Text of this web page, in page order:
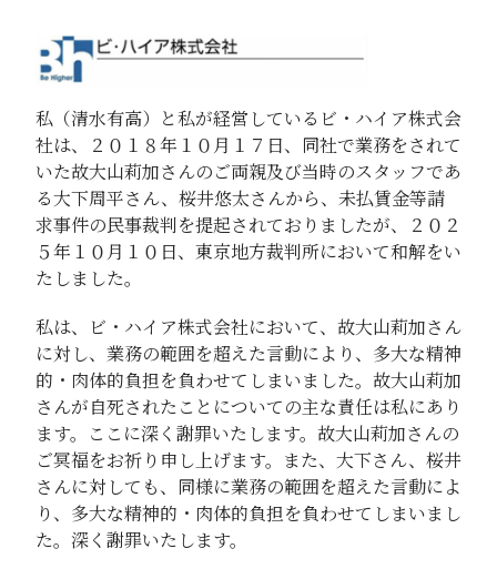
私（清水有高）と私が経営しているビ・ハイア株式会
社は、２０１８年１０月１７日、同社で業務をされて
いた故大山莉加さんのご両親及び当時のスタッフであ
る大下周平さん、桜井悠太さんから、未払賃金等請
求事件の民事裁判を提起されておりましたが、２０２
５年１０月１０日、東京地方裁判所において和解をい
たしました。
私は、ビ・ハイア株式会社において、故大山莉加さん
に対し、業務の範囲を超えた言動により、多大な精神
的・肉体的負担を負わせてしまいました。故大山莉加
さんが自死されたことについての主な責任は私にあり
ます。ここに深く謝罪いたします。故大山莉加さんの
ご冥福をお祈り申し上げます。また、大下さん、桜井
さんに対しても、同様に業務の範囲を超えた言動によ
り、多大な精神的・肉体的負担を負わせてしまいまし
た。深く謝罪いたします。